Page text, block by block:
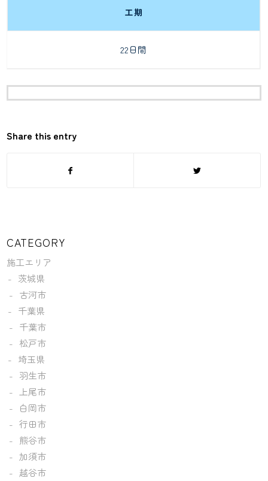
工期
22日間
Share this entry
CATEGORY
施工エリア
茨城県
古河市
千葉県
千葉市
松戸市
埼玉県
羽生市
上尾市
白岡市
行田市
熊谷市
加須市
越谷市